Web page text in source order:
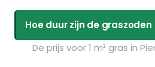
Hoe duur zijn de graszoden